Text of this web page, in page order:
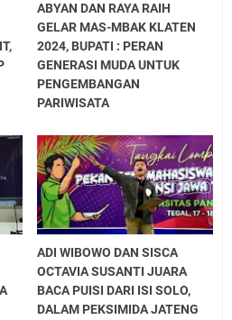
ABYAN DAN RAYA RAIH
GELAR MAS-MBAK KLATEN
2024, BUPATI : PERAN
GENERASI MUDA UNTUK
PENGEMBANGAN
PARIWISATA
ADI WIBOWO DAN SISCA
OCTAVIA SUSANTI JUARA
BACA PUISI DARI ISI SOLO,
DALAM PEKSIMIDA JATENG